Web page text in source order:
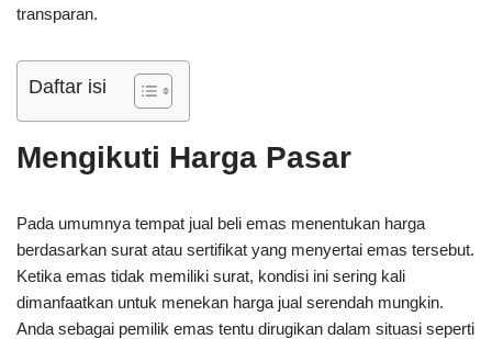
transparan.
Daftar isi
Mengikuti Harga Pasar
Pada umumnya tempat jual beli emas menentukan harga
berdasarkan surat atau sertifikat yang menyertai emas tersebut.
Ketika emas tidak memiliki surat, kondisi ini sering kali
dimanfaatkan untuk menekan harga jual serendah mungkin.
Anda sebagai pemilik emas tentu dirugikan dalam situasi seperti